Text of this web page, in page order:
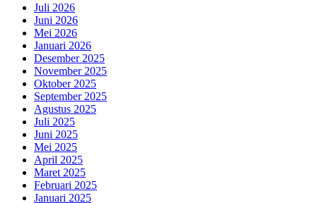
Juli 2026
Juni 2026
Mei 2026
Januari 2026
Desember 2025
November 2025
Oktober 2025
September 2025
Agustus 2025
Juli 2025
Juni 2025
Mei 2025
April 2025
Maret 2025
Februari 2025
Januari 2025